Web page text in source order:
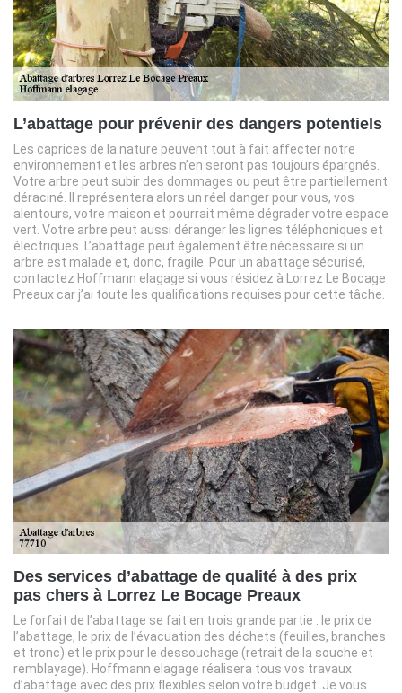
L’abattage pour prévenir des dangers potentiels
Les caprices de la nature peuvent tout à fait affecter notre
environnement et les arbres n’en seront pas toujours épargnés.
Votre arbre peut subir des dommages ou peut être partiellement
déraciné. Il représentera alors un réel danger pour vous, vos
alentours, votre maison et pourrait même dégrader votre espace
vert. Votre arbre peut aussi déranger les lignes téléphoniques et
électriques. L’abattage peut également être nécessaire si un
arbre est malade et, donc, fragile. Pour un abattage sécurisé,
contactez Hoffmann elagage si vous résidez à Lorrez Le Bocage
Preaux car j’ai toute les qualifications requises pour cette tâche.
Des services d’abattage de qualité à des prix
pas chers à Lorrez Le Bocage Preaux
Le forfait de l’abattage se fait en trois grande partie : le prix de
l’abattage, le prix de l’évacuation des déchets (feuilles, branches
et tronc) et le prix pour le dessouchage (retrait de la souche et
remblayage). Hoffmann elagage réalisera tous vos travaux
d’abattage avec des prix flexibles selon votre budget. Je vous